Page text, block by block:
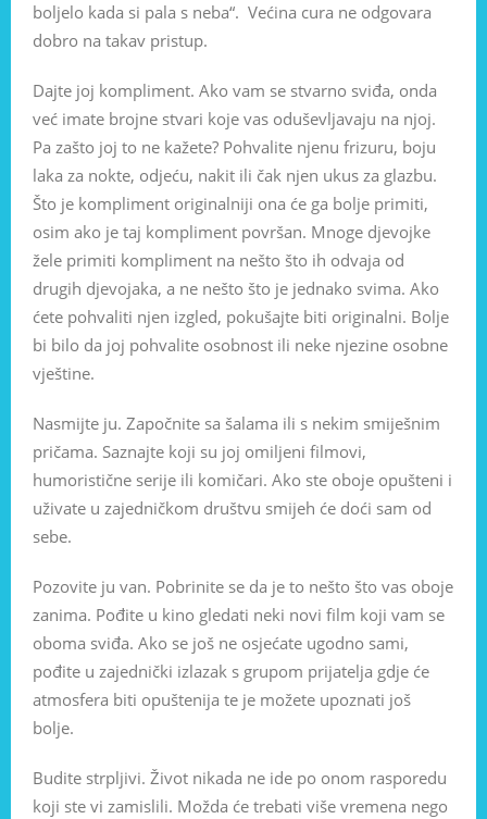
boljelo kada si pala s neba“. Većina cura ne odgovara
dobro na takav pristup.
Dajte joj kompliment. Ako vam se stvarno sviđa, onda
već imate brojne stvari koje vas oduševljavaju na njoj.
Pa zašto joj to ne kažete? Pohvalite njenu frizuru, boju
laka za nokte, odjeću, nakit ili čak njen ukus za glazbu.
Što je kompliment originalniji ona će ga bolje primiti,
osim ako je taj kompliment površan. Mnoge djevojke
žele primiti kompliment na nešto što ih odvaja od
drugih djevojaka, a ne nešto što je jednako svima. Ako
ćete pohvaliti njen izgled, pokušajte biti originalni. Bolje
bi bilo da joj pohvalite osobnost ili neke njezine osobne
vještine.
Nasmijte ju. Započnite sa šalama ili s nekim smiješnim
pričama. Saznajte koji su joj omiljeni filmovi,
humoristične serije ili komičari. Ako ste oboje opušteni i
uživate u zajedničkom društvu smijeh će doći sam od
sebe.
Pozovite ju van. Pobrinite se da je to nešto što vas oboje
zanima. Pođite u kino gledati neki novi film koji vam se
oboma sviđa. Ako se još ne osjećate ugodno sami,
pođite u zajednički izlazak s grupom prijatelja gdje će
atmosfera biti opuštenija te je možete upoznati još
bolje.
Budite strpljivi. Život nikada ne ide po onom rasporedu
koji ste vi zamislili. Možda će trebati više vremena nego